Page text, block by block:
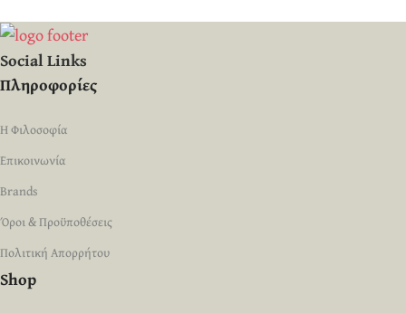
Social Links
Πληροφορίες
Η Φιλοσοφία
Επικοινωνία
Brands
Όροι & Προϋποθέσεις
Πολιτική Απορρήτου
Shop